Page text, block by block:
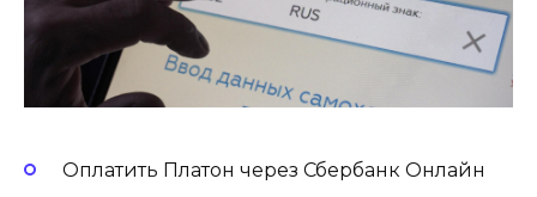
Оплатить Платон через Сбербанк Онлайн